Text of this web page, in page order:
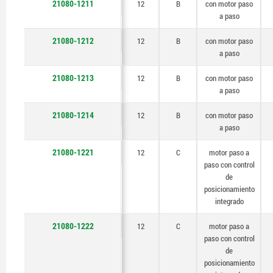
21080-1211 12 B
con motor paso
a paso
21080-1212 12 B
con motor paso
a paso
21080-1213 12 B
con motor paso
a paso
21080-1214 12 B
con motor paso
a paso
21080-1221 12 C
motor paso a
paso con control
de
posicionamiento
integrado
21080-1222 12 C
motor paso a
paso con control
de
posicionamiento